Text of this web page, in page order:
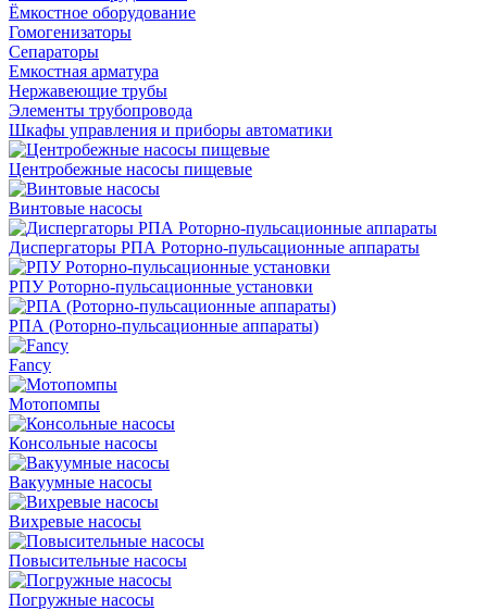
Ёмкостное оборудование
Гомогенизаторы
Сепараторы
Емкостная арматура
Нержавеющие трубы
Элементы трубопровода
Шкафы управления и приборы автоматики
Центробежные насосы пищевые
Винтовые насосы
Диспергаторы РПА Роторно-пульсационные аппараты
РПУ Роторно-пульсационные установки
РПА (Роторно-пульсационные аппараты)
Fancy
Мотопомпы
Консольные насосы
Вакуумные насосы
Вихревые насосы
Повысительные насосы
Погружные насосы